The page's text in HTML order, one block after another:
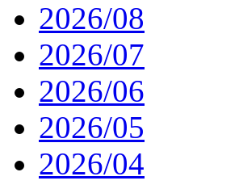
2026/08
2026/07
2026/06
2026/05
2026/04